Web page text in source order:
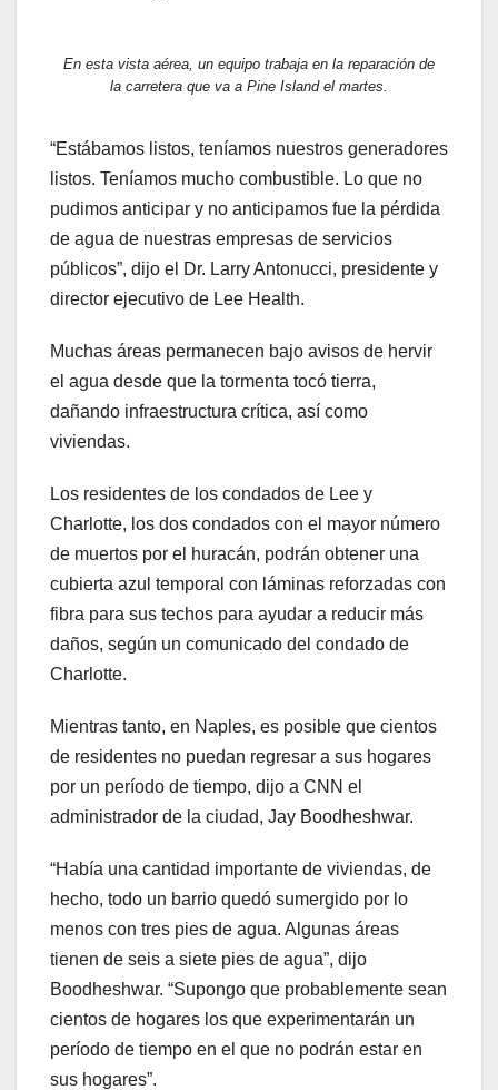
En esta vista aérea, un equipo trabaja en la reparación de
la carretera que va a Pine Island el martes.
“Estábamos listos, teníamos nuestros generadores
listos. Teníamos mucho combustible. Lo que no
pudimos anticipar y no anticipamos fue la pérdida
de agua de nuestras empresas de servicios
públicos”, dijo el Dr. Larry Antonucci, presidente y
director ejecutivo de Lee Health.
Muchas áreas permanecen bajo avisos de hervir
el agua desde que la tormenta tocó tierra,
dañando infraestructura crítica, así como
viviendas.
Los residentes de los condados de Lee y
Charlotte, los dos condados con el mayor número
de muertos por el huracán, podrán obtener una
cubierta azul temporal con láminas reforzadas con
fibra para sus techos para ayudar a reducir más
daños, según un comunicado del condado de
Charlotte.
Mientras tanto, en Naples, es posible que cientos
de residentes no puedan regresar a sus hogares
por un período de tiempo, dijo a CNN el
administrador de la ciudad, Jay Boodheshwar.
“Había una cantidad importante de viviendas, de
hecho, todo un barrio quedó sumergido por lo
menos con tres pies de agua. Algunas áreas
tienen de seis a siete pies de agua”, dijo
Boodheshwar. “Supongo que probablemente sean
cientos de hogares los que experimentarán un
período de tiempo en el que no podrán estar en
sus hogares”.